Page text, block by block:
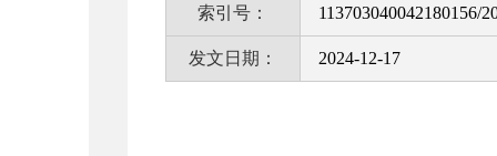
索引号： 113703040042180156/
发文日期： 2024-12-17